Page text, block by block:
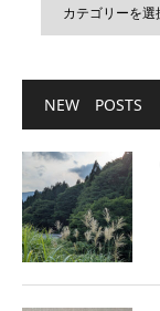
NEW POSTS